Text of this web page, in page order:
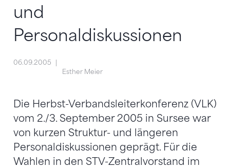
und
Personaldiskussionen
06.09.2005
Esther Meier
Die Herbst-Verbandsleiterkonferenz (VLK)
vom 2./3. September 2005 in Sursee war
von kurzen Struktur- und längeren
Personaldiskussionen geprägt. Für die
Wahlen in den STV-Zentralvorstand im